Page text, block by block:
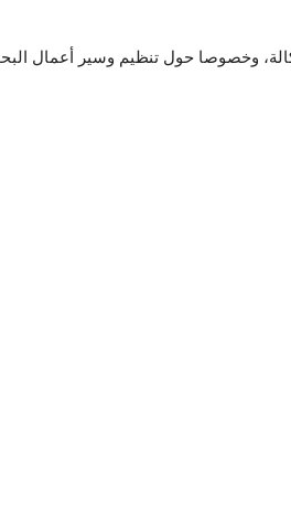
وخصوصا حول تنظيم وسير أعمال البحث